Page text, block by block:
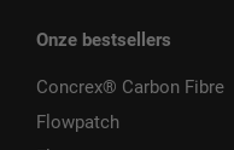
Onze bestsellers
Concrex® Carbon Fibre
Flowpatch